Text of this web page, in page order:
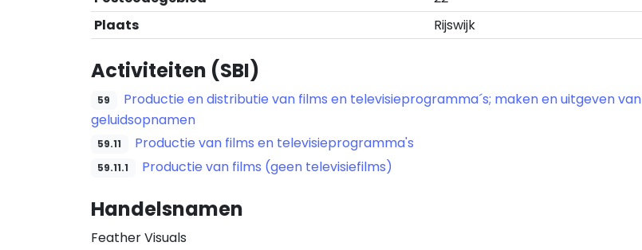
Plaats
Rijswijk
Activiteiten (SBI)
59
Productie en distributie van films en televisieprogramma´s; maken en uitgeven van
geluidsopnamen
59.11 Productie van films en televisieprogramma's
59.11.1 Productie van films (geen televisiefilms)
Handelsnamen
Feather Visuals